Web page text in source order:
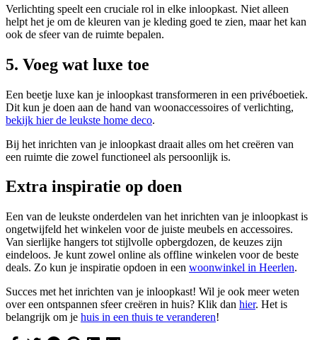
Verlichting speelt een cruciale rol in elke inloopkast. Niet alleen
helpt het je om de kleuren van je kleding goed te zien, maar het kan
ook de sfeer van de ruimte bepalen.
5. Voeg wat luxe toe
Een beetje luxe kan je inloopkast transformeren in een privéboetiek.
Dit kun je doen aan de hand van woonaccessoires of verlichting,
bekijk hier de leukste home deco.
Bij het inrichten van je inloopkast draait alles om het creëren van
een ruimte die zowel functioneel als persoonlijk is.
Extra inspiratie op doen
Een van de leukste onderdelen van het inrichten van je inloopkast is
ongetwijfeld het winkelen voor de juiste meubels en accessoires.
Van sierlijke hangers tot stijlvolle opbergdozen, de keuzes zijn
eindeloos. Je kunt zowel online als offline winkelen voor de beste
deals. Zo kun je inspiratie opdoen in een woonwinkel in Heerlen.
Succes met het inrichten van je inloopkast! Wil je ook meer weten
over een ontspannen sfeer creëren in huis? Klik dan hier. Het is
belangrijk om je huis in een thuis te veranderen!